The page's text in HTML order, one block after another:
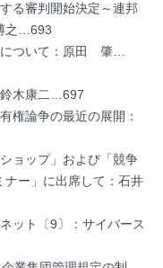
る審判開始決定～連邦
之…693
について：原田 肇…
鈴木康二…697
権論争の最近の展開：
ョップ」および「競争
ー」に出席して：石井
ット〔9〕：サイバース